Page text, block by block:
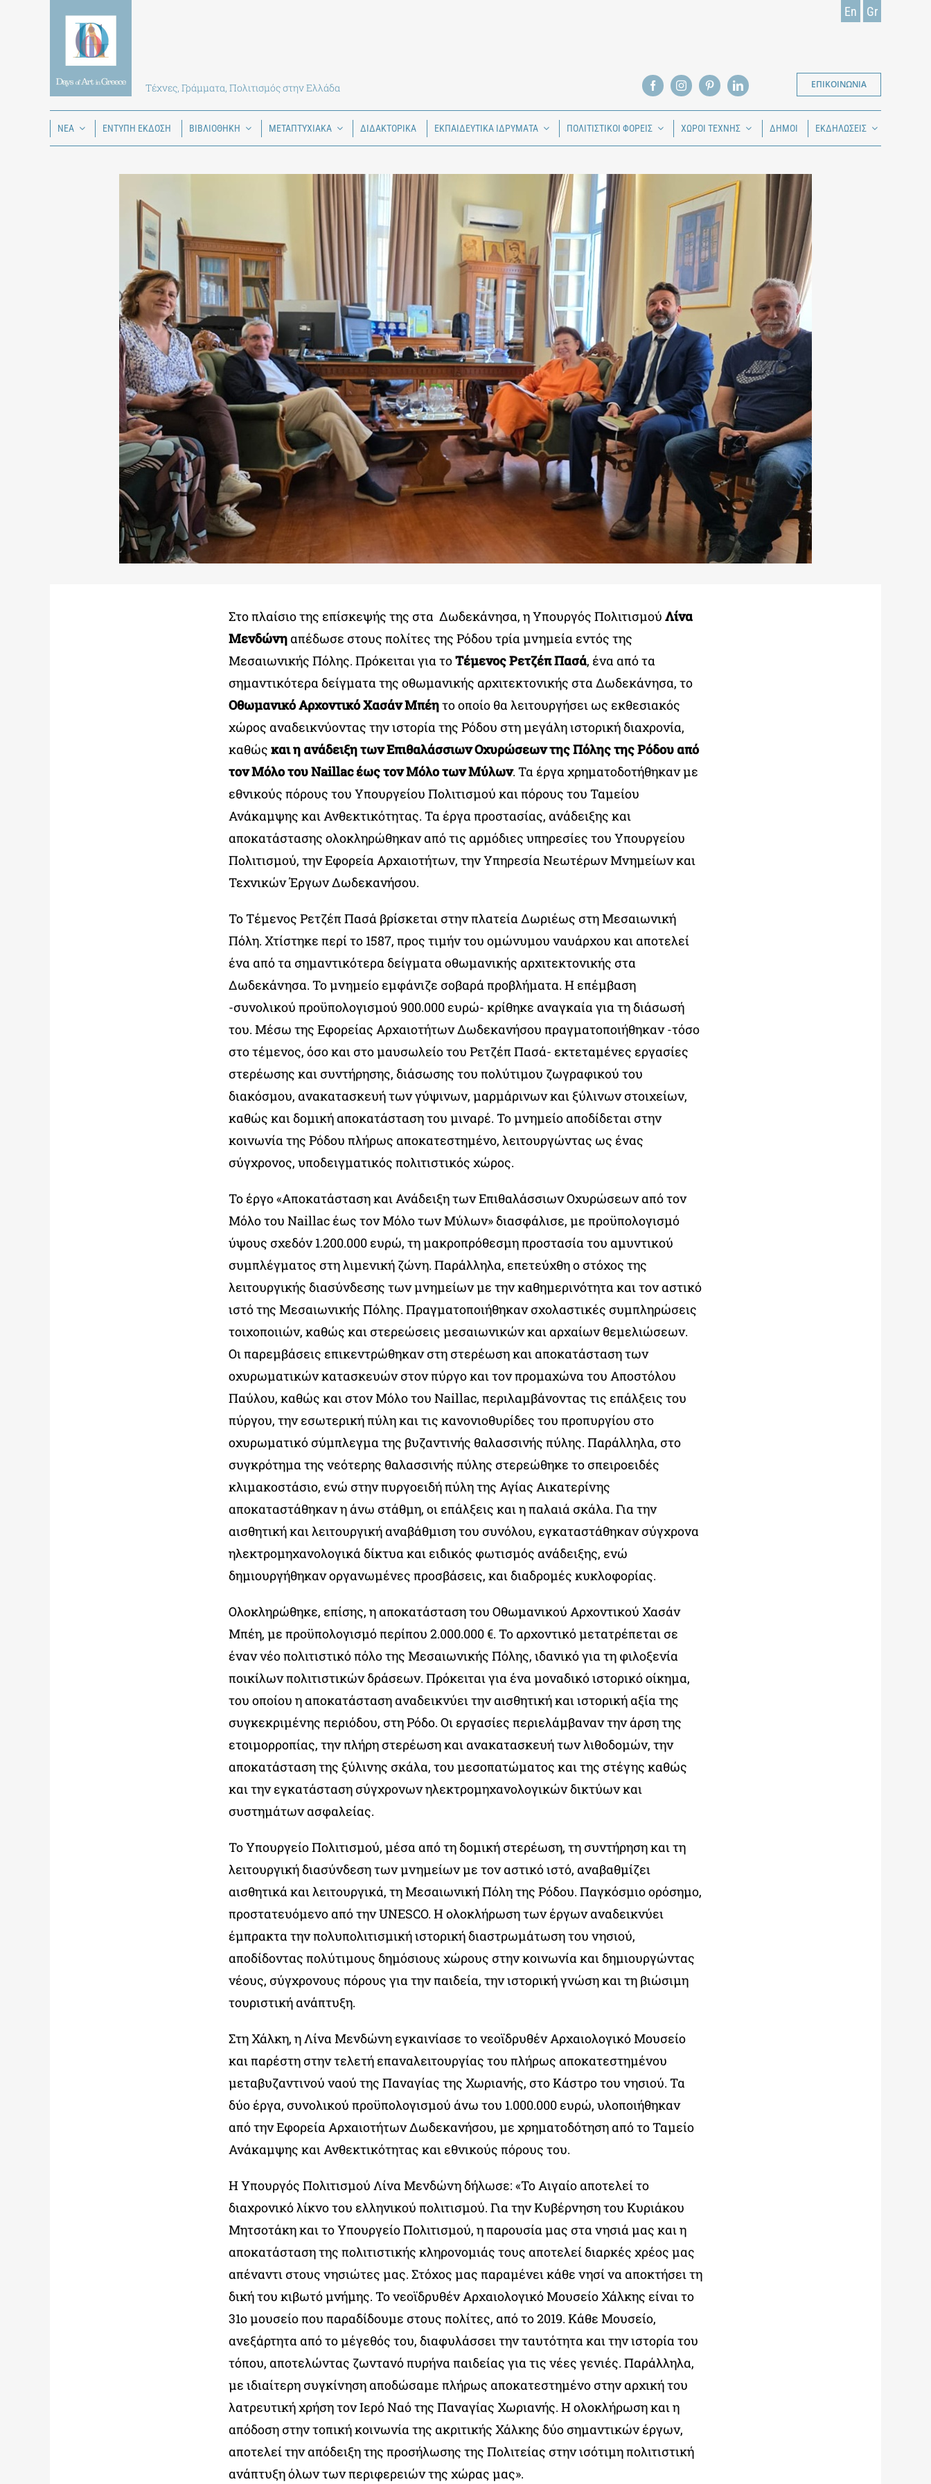
Τέχνες, Γράμματα, Πολιτισμός στην Ελλάδα
En Gr
ΕΠΙΚΟΙΝΩΝΙΑ
ΝΕΑ ΕΝΤΥΠΗ ΕΚΔΟΣΗ ΒΙΒΛΙΟΘΗΚΗ ΜΕΤΑΠΤΥΧΙΑΚΑ ΔΙΔΑΚΤΟΡΙΚΑ ΕΚΠΑΙΔΕΥΤΙΚΑ ΙΔΡΥΜΑΤΑ ΠΟΛΙΤΙΣΤΙΚΟΙ ΦΟΡΕΙΣ ΧΩΡΟΙ ΤΕΧΝΗΣ ΔΗΜΟΙ ΕΚΔΗΛΩΣΕΙΣ
Στο πλαίσιο της επίσκεψής της στα Δωδεκάνησα, η Υπουργός Πολιτισμού Λίνα
Μενδώνηαπέδωσε στους πολίτες της Ρόδου τρία μνημεία εντός της
Μεσαιωνικής Πόλης. Πρόκειται για τοΤέμενος Ρετζέπ Πασά, ένα από τα
σημαντικότερα δείγματα της οθωμανικής αρχιτεκτονικής στα Δωδεκάνησα, το
Οθωμανικό Αρχοντικό Χασάν Μπέητο οποίο θα λειτουργήσει ως εκθεσιακός
χώρος αναδεικνύοντας την ιστορία της Ρόδου στη μεγάλη ιστορική διαχρονία,
καθώς και η ανάδειξη των Επιθαλάσσιων Οχυρώσεων της Πόλης της Ρόδου από
τον Μόλο του Naillac έως τον Μόλο των Μύλων. Τα έργα χρηματοδοτήθηκαν με
εθνικούς πόρους του Υπουργείου Πολιτισμού και πόρους του Ταμείου
Ανάκαμψης και Ανθεκτικότητας. Τα έργα προστασίας, ανάδειξης και
αποκατάστασης ολοκληρώθηκαν από τις αρμόδιες υπηρεσίες του Υπουργείου
Πολιτισμού, την Εφορεία Αρχαιοτήτων, την Υπηρεσία Νεωτέρων Μνημείων και
Τεχνικών Έργων Δωδεκανήσου.
Το Τέμενος Ρετζέπ Πασά βρίσκεται στην πλατεία Δωριέως στη Μεσαιωνική
Πόλη. Χτίστηκε περί το 1587, προς τιμήν του ομώνυμου ναυάρχου και αποτελεί
ένα από τα σημαντικότερα δείγματα οθωμανικής αρχιτεκτονικής στα
Δωδεκάνησα. Το μνημείο εμφάνιζε σοβαρά προβλήματα. Η επέμβαση
-συνολικού προϋπολογισμού 900.000 ευρώ- κρίθηκε αναγκαία για τη διάσωσή
του. Μέσω της Εφορείας Αρχαιοτήτων Δωδεκανήσου πραγματοποιήθηκαν -τόσο
στο τέμενος, όσο και στο μαυσωλείο του Ρετζέπ Πασά- εκτεταμένες εργασίες
στερέωσης και συντήρησης, διάσωσης του πολύτιμου ζωγραφικού του
διακόσμου, ανακατασκευή των γύψινων, μαρμάρινων και ξύλινων στοιχείων,
καθώς και δομική αποκατάσταση του μιναρέ. Το μνημείο αποδίδεται στην
κοινωνία της Ρόδου πλήρως αποκατεστημένο, λειτουργώντας ως ένας
σύγχρονος, υποδειγματικός πολιτιστικός χώρος.
Το έργο «Αποκατάσταση και Ανάδειξη των Επιθαλάσσιων Οχυρώσεων από τον
Μόλο του Naillac έως τον Μόλο των Μύλων» διασφάλισε, με προϋπολογισμό
ύψους σχεδόν 1.200.000 ευρώ, τη μακροπρόθεσμη προστασία του αμυντικού
συμπλέγματος στη λιμενική ζώνη. Παράλληλα, επετεύχθη ο στόχος της
λειτουργικής διασύνδεσης των μνημείων με την καθημερινότητα και τον αστικό
ιστό της Μεσαιωνικής Πόλης. Πραγματοποιήθηκαν σχολαστικές συμπληρώσεις
τοιχοποιιών, καθώς και στερεώσεις μεσαιωνικών και αρχαίων θεμελιώσεων.
Οι παρεμβάσεις επικεντρώθηκαν στη στερέωση και αποκατάσταση των
οχυρωματικών κατασκευών στον πύργο και τον προμαχώνα του Αποστόλου
Παύλου, καθώς και στον Μόλο του Naillac, περιλαμβάνοντας τις επάλξεις του
πύργου, την εσωτερική πύλη και τις κανονιοθυρίδες του προπυργίου στο
οχυρωματικό σύμπλεγμα της βυζαντινής θαλασσινής πύλης. Παράλληλα, στο
συγκρότημα της νεότερης θαλασσινής πύλης στερεώθηκε το σπειροειδές
κλιμακοστάσιο, ενώ στην πυργοειδή πύλη της Αγίας Αικατερίνης
αποκαταστάθηκαν η άνω στάθμη, οι επάλξεις και η παλαιά σκάλα. Για την
αισθητική και λειτουργική αναβάθμιση του συνόλου, εγκαταστάθηκαν σύγχρονα
ηλεκτρομηχανολογικά δίκτυα και ειδικός φωτισμός ανάδειξης, ενώ
δημιουργήθηκαν οργανωμένες προσβάσεις, και διαδρομές κυκλοφορίας.
Ολοκληρώθηκε, επίσης, η αποκατάσταση του Οθωμανικού Αρχοντικού Χασάν
Μπέη, με προϋπολογισμό περίπου 2.000.000 €. Το αρχοντικό μετατρέπεται σε
έναν νέο πολιτιστικό πόλο της Μεσαιωνικής Πόλης, ιδανικό για τη φιλοξενία
ποικίλων πολιτιστικών δράσεων. Πρόκειται για ένα μοναδικό ιστορικό οίκημα,
του οποίου η αποκατάσταση αναδεικνύει την αισθητική και ιστορική αξία της
συγκεκριμένης περιόδου, στη Ρόδο. Οι εργασίες περιελάμβαναν την άρση της
ετοιμορροπίας, την πλήρη στερέωση και ανακατασκευή των λιθοδομών, την
αποκατάσταση της ξύλινης σκάλα, του μεσοπατώματος και της στέγης καθώς
και την εγκατάσταση σύγχρονων ηλεκτρομηχανολογικών δικτύων και
συστημάτων ασφαλείας.
Το Υπουργείο Πολιτισμού, μέσα από τη δομική στερέωση, τη συντήρηση και τη
λειτουργική διασύνδεση των μνημείων με τον αστικό ιστό, αναβαθμίζει
αισθητικά και λειτουργικά, τη Μεσαιωνική Πόλη της Ρόδου. Παγκόσμιο ορόσημο,
προστατευόμενο από την UNESCO. Η ολοκλήρωση των έργων αναδεικνύει
έμπρακτα την πολυπολιτισμική ιστορική διαστρωμάτωση του νησιού,
αποδίδοντας πολύτιμους δημόσιους χώρους στην κοινωνία και δημιουργώντας
νέους, σύγχρονους πόρους για την παιδεία, την ιστορική γνώση και τη βιώσιμη
τουριστική ανάπτυξη.
Στη Χάλκη, η Λίνα Μενδώνη εγκαινίασε το νεοϊδρυθέν Αρχαιολογικό Μουσείο
και παρέστη στην τελετή επαναλειτουργίας του πλήρως αποκατεστημένου
μεταβυζαντινού ναού της Παναγίας της Χωριανής, στο Κάστρο του νησιού. Τα
δύο έργα, συνολικού προϋπολογισμού άνω του 1.000.000 ευρώ, υλοποιήθηκαν
από την Εφορεία Αρχαιοτήτων Δωδεκανήσου, με χρηματοδότηση από το Ταμείο
Ανάκαμψης και Ανθεκτικότητας και εθνικούς πόρους του.
Η Υπουργός Πολιτισμού Λίνα Μενδώνη δήλωσε: «Το Αιγαίο αποτελεί το
διαχρονικό λίκνο του ελληνικού πολιτισμού. Για την Κυβέρνηση του Κυριάκου
Μητσοτάκη και το Υπουργείο Πολιτισμού, η παρουσία μας στα νησιά μας και η
αποκατάσταση της πολιτιστικής κληρονομιάς τους αποτελεί διαρκές χρέος μας
απέναντι στους νησιώτες μας. Στόχος μας παραμένει κάθε νησί να αποκτήσει τη
δική του κιβωτό μνήμης. Το νεοϊδρυθέν Αρχαιολογικό Μουσείο Χάλκης είναι το
31ο μουσείο που παραδίδουμε στους πολίτες, από το 2019. Κάθε Μουσείο,
ανεξάρτητα από το μέγεθός του, διαφυλάσσει την ταυτότητα και την ιστορία του
τόπου, αποτελώντας ζωντανό πυρήνα παιδείας για τις νέες γενιές. Παράλληλα,
με ιδιαίτερη συγκίνηση αποδώσαμε πλήρως αποκατεστημένο στην αρχική του
λατρευτική χρήση τον Ιερό Ναό της Παναγίας Χωριανής. Η ολοκλήρωση και η
απόδοση στην τοπική κοινωνία της ακριτικής Χάλκης δύο σημαντικών έργων,
αποτελεί την απόδειξη της προσήλωσης της Πολιτείας στην ισότιμη πολιτιστική
ανάπτυξη όλων των περιφερειών της χώρας μας».